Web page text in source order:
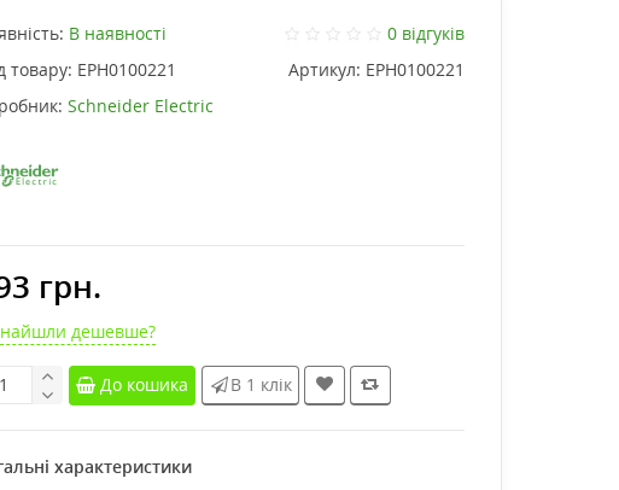
В наявності
0 відгуків
товару: EPH0100221 Артикул: EPH0100221
Schneider Electric
грн.
дешевше?
До кошика В 1 клік
характеристики